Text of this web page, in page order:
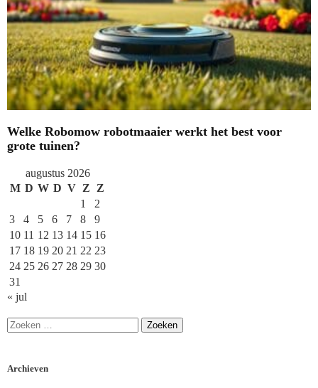
Welke Robomow robotmaaier werkt het best voor
grote tuinen?
augustus 2026
M D W D V Z
Z
1
2
3
4 5 6 7 8
9
10 11 12 13 14 15 16
17 18 19 20 21 22 23
24 25 26 27 28 29 30
31
« jul
Archieven